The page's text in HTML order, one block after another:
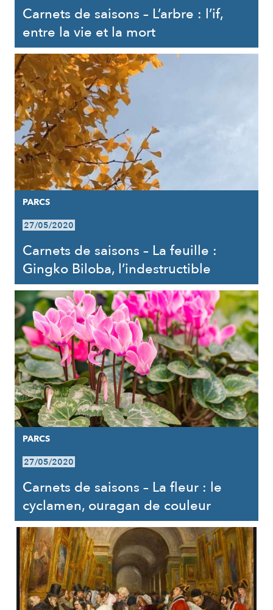
Carnets de saisons – L’arbre : l’if,
entre la vie et la mort
PARCS
27/05/2020
Carnets de saisons – La feuille :
Gingko Biloba, l’indestructible
PARCS
27/05/2020
Carnets de saisons – La fleur : le
cyclamen, ouragan de couleur